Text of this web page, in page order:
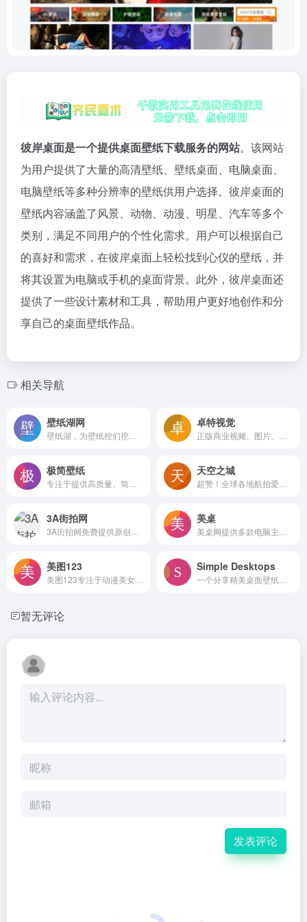
彼岸桌面是一个提供桌面壁纸下载服务的网站。该网站
为用户提供了大量的高清壁纸、壁纸桌面、电脑桌面、
电脑壁纸等多种分辨率的壁纸供用户选择。彼岸桌面的
壁纸内容涵盖了风景、动物、动漫、明星、汽车等多个
类别，满足不同用户的个性化需求。用户可以根据自己
的喜好和需求，在彼岸桌面上轻松找到心仪的壁纸，并
将其设置为电脑或手机的桌面背景。此外，彼岸桌面还
提供了一些设计素材和工具，帮助用户更好地创作和分
享自己的桌面壁纸作品。
相关导航
壁纸湖网 卓特视觉
极简壁纸 天空之城
3A街拍网 美桌
美图123 Simple Desktops
暂无评论
发表评论